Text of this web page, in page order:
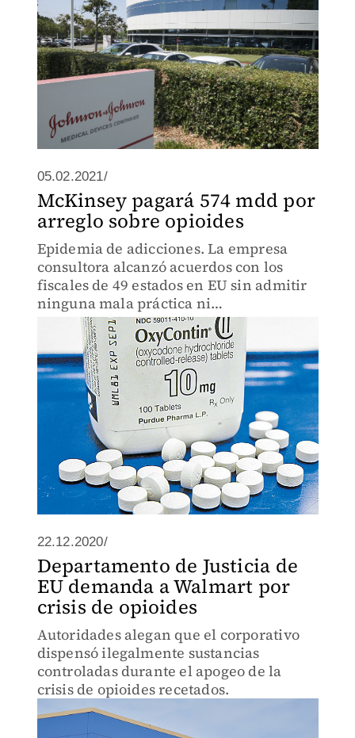
05.02.2021/
McKinsey pagará 574 mdd por
arreglo sobre opioides
Epidemia de adicciones. La empresa
consultora alcanzó acuerdos con los
fiscales de 49 estados en EU sin admitir
ninguna mala práctica ni
responsabilidad en las asesorías que
brindó a compañías farmacéuticas.
22.12.2020/
Departamento de Justicia de
EU demanda a Walmart por
crisis de opioides
Autoridades alegan que el corporativo
dispensó ilegalmente sustancias
controladas durante el apogeo de la
crisis de opioides recetados.